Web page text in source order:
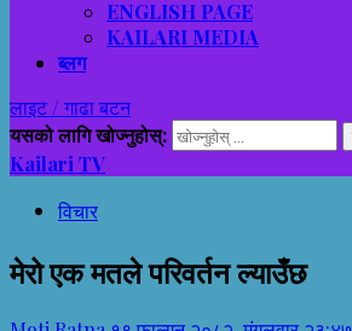
ENGLISH PAGE
KAILARI MEDIA
ब्लग
लाइट / गाढा बटन
यसको लागि खोज्नुहोस्:
Kailari TV
विचार
मेरो एक मतले परिवर्तन ल्याउँछ